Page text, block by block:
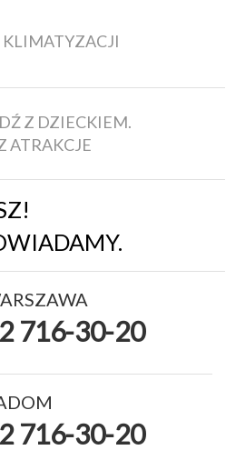
KLIMATYZACJI
Z DZIECKIEM.
ATRAKCJE
716-30-20
716-30-20